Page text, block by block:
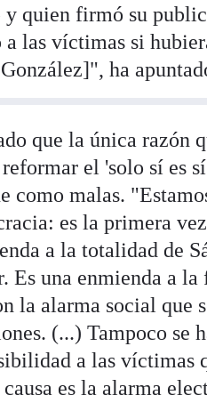
quien firmó su
las víctimas si
ha
que la única razón
el 'solo sí es
como malas.
es la primera
a la totalidad de
Es una enmienda a
la alarma social que
(...) Tampoco se
a las víctimas
es la alarma